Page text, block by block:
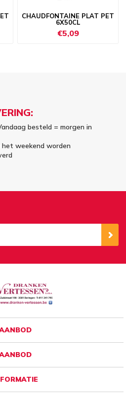
CHAUDFONTAINE PLAT PET
6X50CL
€5,09
besteld = morgen in
weekend worden